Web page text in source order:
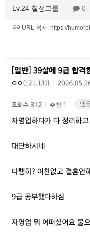
Lv.24 칠성그룹 0
URL 복사: https://